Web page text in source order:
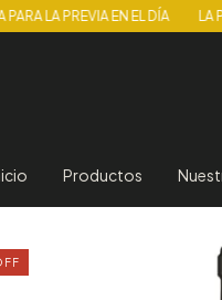
EN EL DÍA LA PICADA
Productos